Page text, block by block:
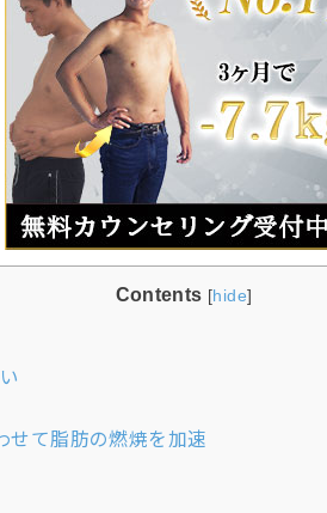
Contents [hide]
せて脂肪の燃焼を加速